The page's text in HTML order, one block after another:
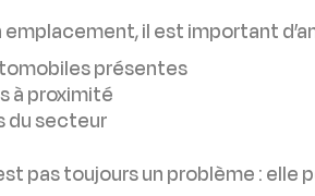
il est important
présentes
à proximité
du secteur
pas toujours un problème : elle